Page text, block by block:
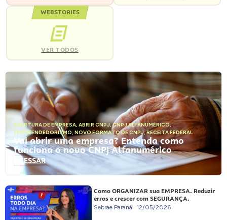
WEBSTORIES
VER TODOS
ABERTURA DE EMPRESA, ABRIR CNPJ,CNPJ ALFANUMÉRICO,
EMPREENDEDORISMO, NOVO FORMATO DE CNPJ,RECEITA FEDERAL
Vai abrir uma empresa? Entenda como
funciona o novo CNPJ Alfanumérico
ACESSAR
Como ORGANIZAR sua EMPRESA. Reduzir
erros e crescer com SEGURANÇA.
Sebrae Paraná 12/05/2026